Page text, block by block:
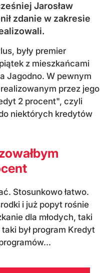
Jarosław
zdanie w zakresie
były premier
z mieszkańcami
Jagodno. W pewnym
przez jego
2 procent", czyli
niektórych kredytów
Stosunkowo łatwo.
i już popyt rośnie
dla młodych, taki
był program Kredyt